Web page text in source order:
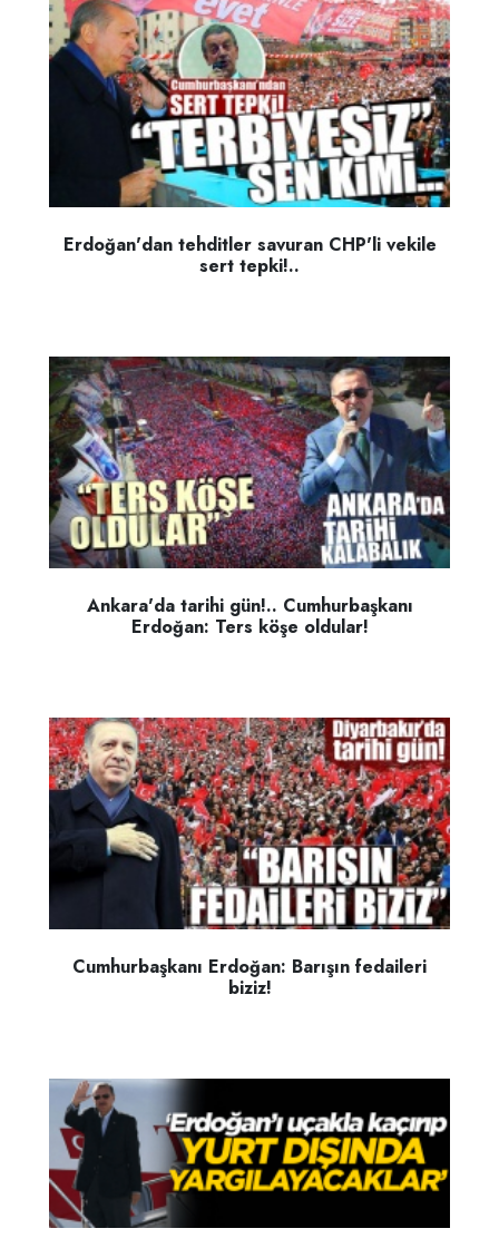
Erdoğan'dan tehditler savuran CHP'li vekile
sert tepki!..
Ankara'da tarihi gün!.. Cumhurbaşkanı
Erdoğan: Ters köşe oldular!
Cumhurbaşkanı Erdoğan: Barışın fedaileri
biziz!